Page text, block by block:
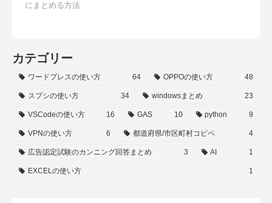
にまとめる方法
カテゴリー
ワードプレスの使い方 64 OPPOの使い方 48
スプシの使い方 34 windowsまとめ 23
VSCodeの使い方 16 GAS 10 python 9
VPNの使い方 6 都道府県/市区町村コピペ 4
広告認定試験のカンニング回答まとめ 3 AI 1
EXCELの使い方 1